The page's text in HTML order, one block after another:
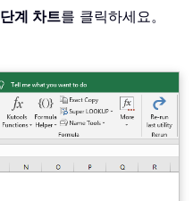
단계 차트를 클릭하세요。